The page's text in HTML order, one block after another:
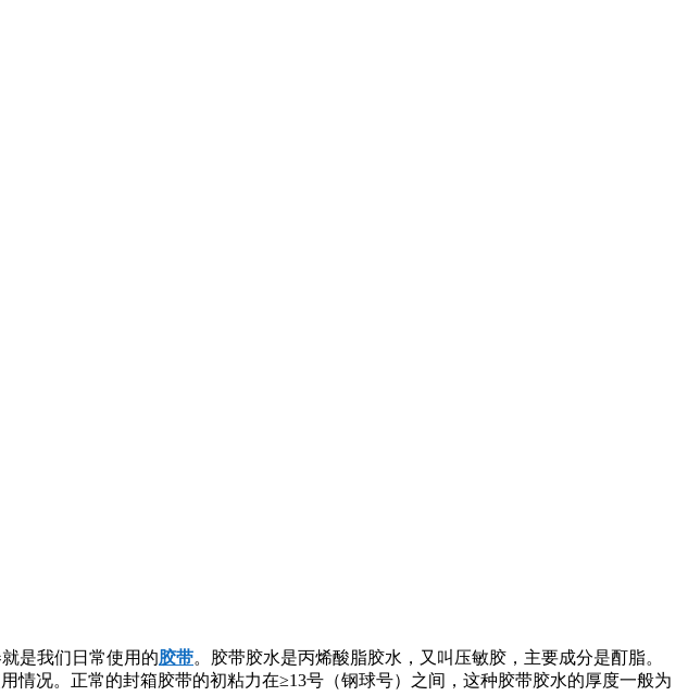
是我们日常使用的胶带。胶带胶水是丙烯酸脂胶水，又叫压敏胶，主要成分是酊脂。
况。正常的封箱胶带的初粘力在≥13号（钢球号）之间，这种胶带胶水的厚度一般为